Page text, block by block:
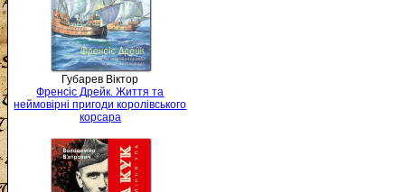
Губарев Віктор
Френсіс Дрейк. Життя та
неймовірні пригоди королівського
корсара